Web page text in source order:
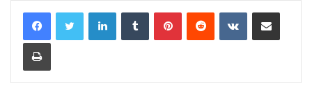
LinkedInTumblrPinterestReddit VKontakteShare via Email
Print